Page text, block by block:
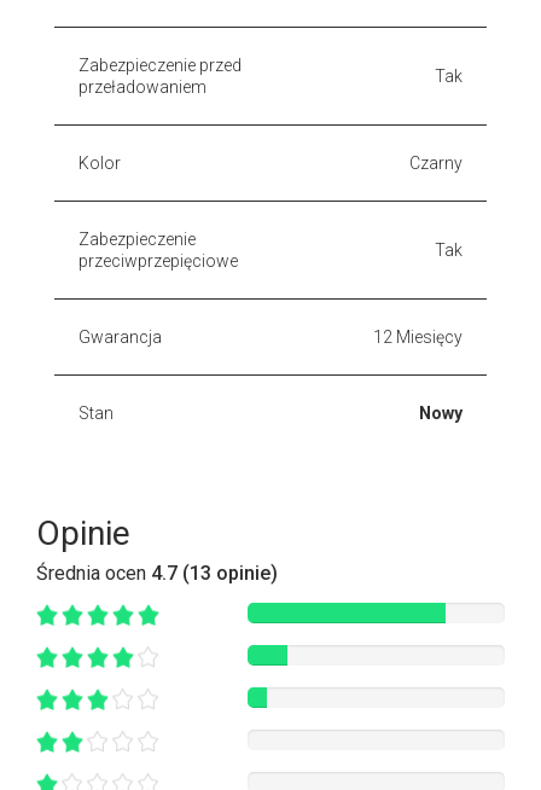
Zabezpieczenie przed
przeładowaniem
Tak
Kolor Czarny
Zabezpieczenie
przeciwprzepięciowe
Tak
Gwarancja 12 Miesięcy
Stan Nowy
Opinie
Średnia ocen 4.7 (13 opinie)